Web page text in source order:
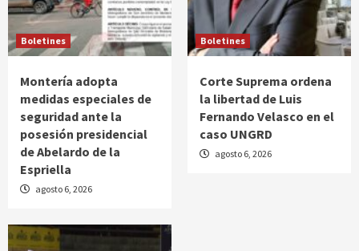
Boletines
Montería adopta
medidas especiales de
seguridad ante la
posesión presidencial
de Abelardo de la
Espriella
agosto 6, 2026
Boletines
Corte Suprema ordena
la libertad de Luis
Fernando Velasco en el
caso UNGRD
agosto 6, 2026